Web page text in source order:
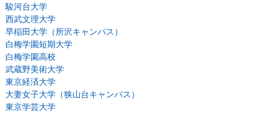
駿河台大学
西武文理大学
早稲田大学（所沢キャンパス）
白梅学園短期大学
白梅学園高校
武蔵野美術大学
東京経済大学
大妻女子大学（狭山台キャンパス）
東京学芸大学